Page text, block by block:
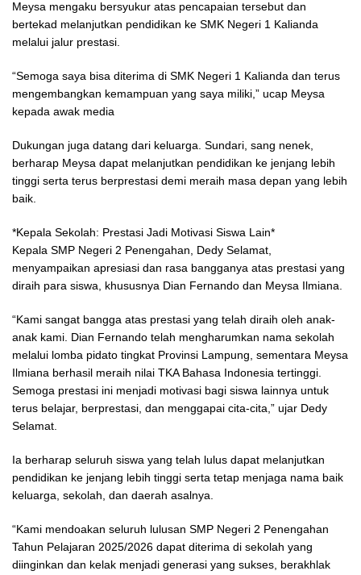
Meysa mengaku bersyukur atas pencapaian tersebut dan
bertekad melanjutkan pendidikan ke SMK Negeri 1 Kalianda
melalui jalur prestasi.
“Semoga saya bisa diterima di SMK Negeri 1 Kalianda dan terus
mengembangkan kemampuan yang saya miliki,” ucap Meysa
kepada awak media
Dukungan juga datang dari keluarga. Sundari, sang nenek,
berharap Meysa dapat melanjutkan pendidikan ke jenjang lebih
tinggi serta terus berprestasi demi meraih masa depan yang lebih
baik.
*Kepala Sekolah: Prestasi Jadi Motivasi Siswa Lain*
Kepala SMP Negeri 2 Penengahan, Dedy Selamat,
menyampaikan apresiasi dan rasa bangganya atas prestasi yang
diraih para siswa, khususnya Dian Fernando dan Meysa Ilmiana.
“Kami sangat bangga atas prestasi yang telah diraih oleh anak-
anak kami. Dian Fernando telah mengharumkan nama sekolah
melalui lomba pidato tingkat Provinsi Lampung, sementara Meysa
Ilmiana berhasil meraih nilai TKA Bahasa Indonesia tertinggi.
Semoga prestasi ini menjadi motivasi bagi siswa lainnya untuk
terus belajar, berprestasi, dan menggapai cita-cita,” ujar Dedy
Selamat.
Ia berharap seluruh siswa yang telah lulus dapat melanjutkan
pendidikan ke jenjang lebih tinggi serta tetap menjaga nama baik
keluarga, sekolah, dan daerah asalnya.
“Kami mendoakan seluruh lulusan SMP Negeri 2 Penengahan
Tahun Pelajaran 2025/2026 dapat diterima di sekolah yang
diinginkan dan kelak menjadi generasi yang sukses, berakhlak